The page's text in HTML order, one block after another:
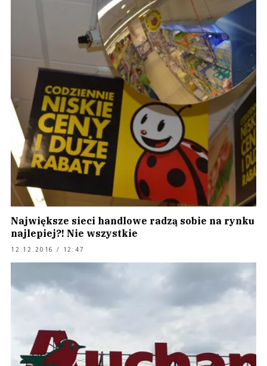
Największe sieci handlowe radzą sobie na rynku
najlepiej?! Nie wszystkie
12.12.2016 / 12:47